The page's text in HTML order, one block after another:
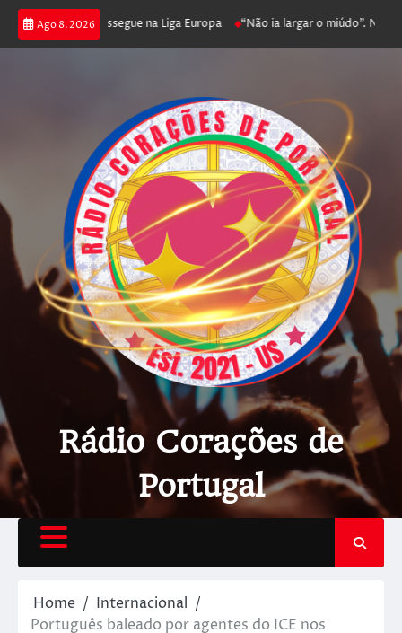
Ago 8, 2026
poker e prossegue na Liga Europa “Não ia largar o miúdo”.
Rádio Corações de
Portugal
Home
Internacional
Português baleado por agentes do ICE nos